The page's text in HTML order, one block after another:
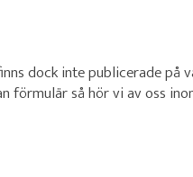
dock inte publicerade på
förmulär så hör vi av oss